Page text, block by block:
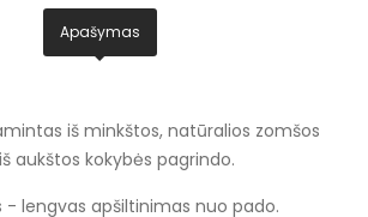
Apašymas
iš minkštos, natūralios zomšos
aukštos kokybės pagrindo.
- lengvas apšiltinimas nuo pado.